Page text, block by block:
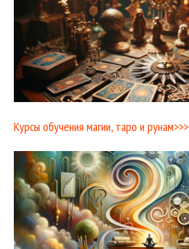
Курсы обучения магии, таро и рунам>>>